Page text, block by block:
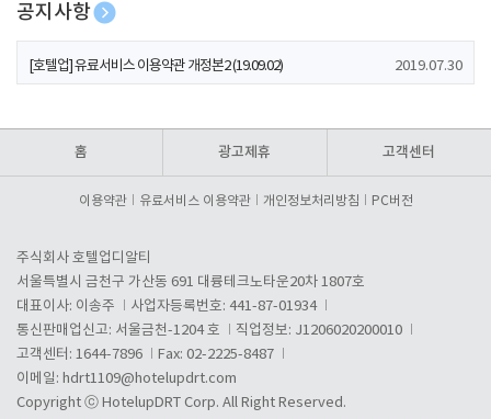
공지사항
[호텔업] 개인정보 처리방침 개정본1 (19.09.02)
[호텔업] 유료서비스 이용약관 개정본2 (19.09.02) 2019.07.30
홈 광고제휴 고객센터
이용약관 유료서비스 이용약관 개인정보처리방침 PC버전
주식회사 호텔업디알티
서울특별시 금천구 가산동 691 대륭테크노타운20차 1807호
대표이사: 이송주
사업자등록번호: 441-87-01934
통신판매업신고: 서울금천-1204 호
직업정보: J1206020200010
고객센터: 1644-7896
Fax: 02-2225-8487
이메일: hdrt1109@hotelupdrt.com
Copyright ⓒ HotelupDRT Corp. All Right Reserved.